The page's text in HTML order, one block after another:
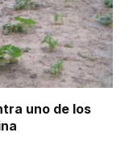
uno de los